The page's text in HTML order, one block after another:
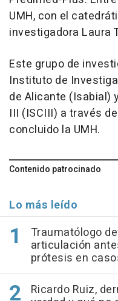
UMH, con el
investigadora Laura
Este grupo de
Instituto de
de Alicante (Isabial)
III (ISCIII) a través
concluido la UMH.
Contenido patrocinado
Lo más leído
Traumatólogo
articulación
prótesis en
Ricardo Ruiz,